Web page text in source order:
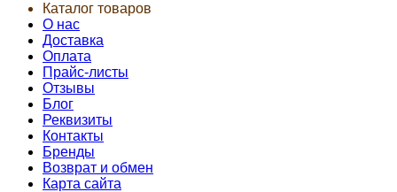
Каталог товаров
О нас
Доставка
Оплата
Прайс-листы
Отзывы
Блог
Реквизиты
Контакты
Бренды
Возврат и обмен
Карта сайта